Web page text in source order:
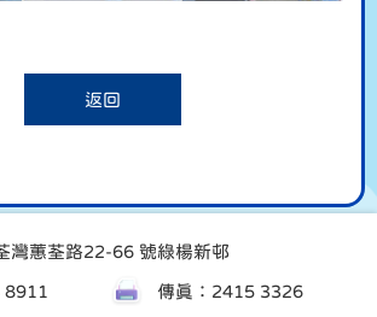
返回
灣蕙荃路22-66 號綠楊新邨
8911 傳真：2415 3326